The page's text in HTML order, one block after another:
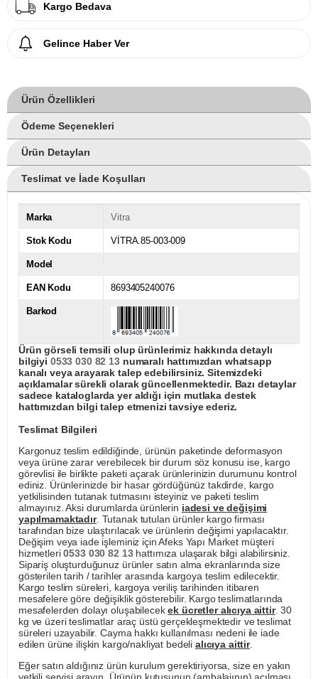
Kargo Bedava
Gelince Haber Ver
Ürün Özellikleri
Ödeme Seçenekleri
Ürün Detayları
Teslimat ve İade Koşulları
Marka Vitra
Stok Kodu VİTRA.85-003-009
Model
EAN Kodu 8693405240076
Barkod
Ürün görseli temsili olup ürünlerimiz hakkında detaylı
bilgiyi 0533 030 82 13numaralı hattımızdan whatsapp
kanalı veya arayarak talep edebilirsiniz. Sitemizdeki
açıklamalar sürekli olarak güncellenmektedir. Bazı detaylar
sadece kataloglarda yer aldığı için mutlaka destek
hattımızdan bilgi talep etmenizi tavsiye ederiz.
Teslimat Bilgileri
Kargonuz teslim edildiğinde, ürünün paketinde deformasyon
veya ürüne zarar verebilecek bir durum söz konusu ise, kargo
görevlisi ile birlikte paketi açarak ürünlerinizin durumunu kontrol
ediniz. Ürünlerinizde bir hasar gördüğünüz takdirde, kargo
yetkilisinden tutanak tutmasını isteyiniz ve paketi teslim
almayınız. Aksi durumlarda ürünlerin iadesi ve değişimi
yapılmamaktadır. Tutanak tutulan ürünler kargo firması
tarafından bize ulaştırılacak ve ürünlerin değişimi yapılacaktır.
Değişim veya iade işleminiz için Afeks Yapı Market müşteri
hizmetleri0533 030 82 13hattımıza ulaşarak bilgi alabilirsiniz.
Sipariş oluşturduğunuz ürünler satın alma ekranlarında size
gösterilen tarih / tarihler arasında kargoya teslim edilecektir.
Kargo teslim süreleri, kargoya veriliş tarihinden itibaren
mesafelere göre değişiklik gösterebilir. Kargo teslimatlarında
mesafelerden dolayı oluşabilecekek ücretler alıcıya aittir. 30
kg ve üzeri teslimatlar araç üstü gerçekleşmektedir ve teslimat
süreleri uzayabilir. Cayma hakkı kullanılması nedeni ile iade
edilen ürüne ilişkin kargo/nakliyat bedeli alıcıya aittir.
Eğer satın aldığınız ürün kurulum gerektiriyorsa, size en yakın